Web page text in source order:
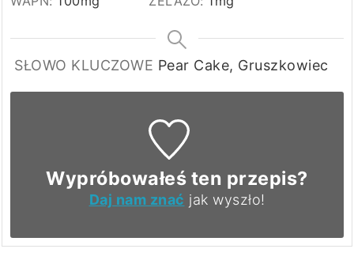
SŁOWO KLUCZOWE Pear Cake, Gruszkowiec
Wypróbowałeś ten przepis?
Daj nam znać jak wyszło!